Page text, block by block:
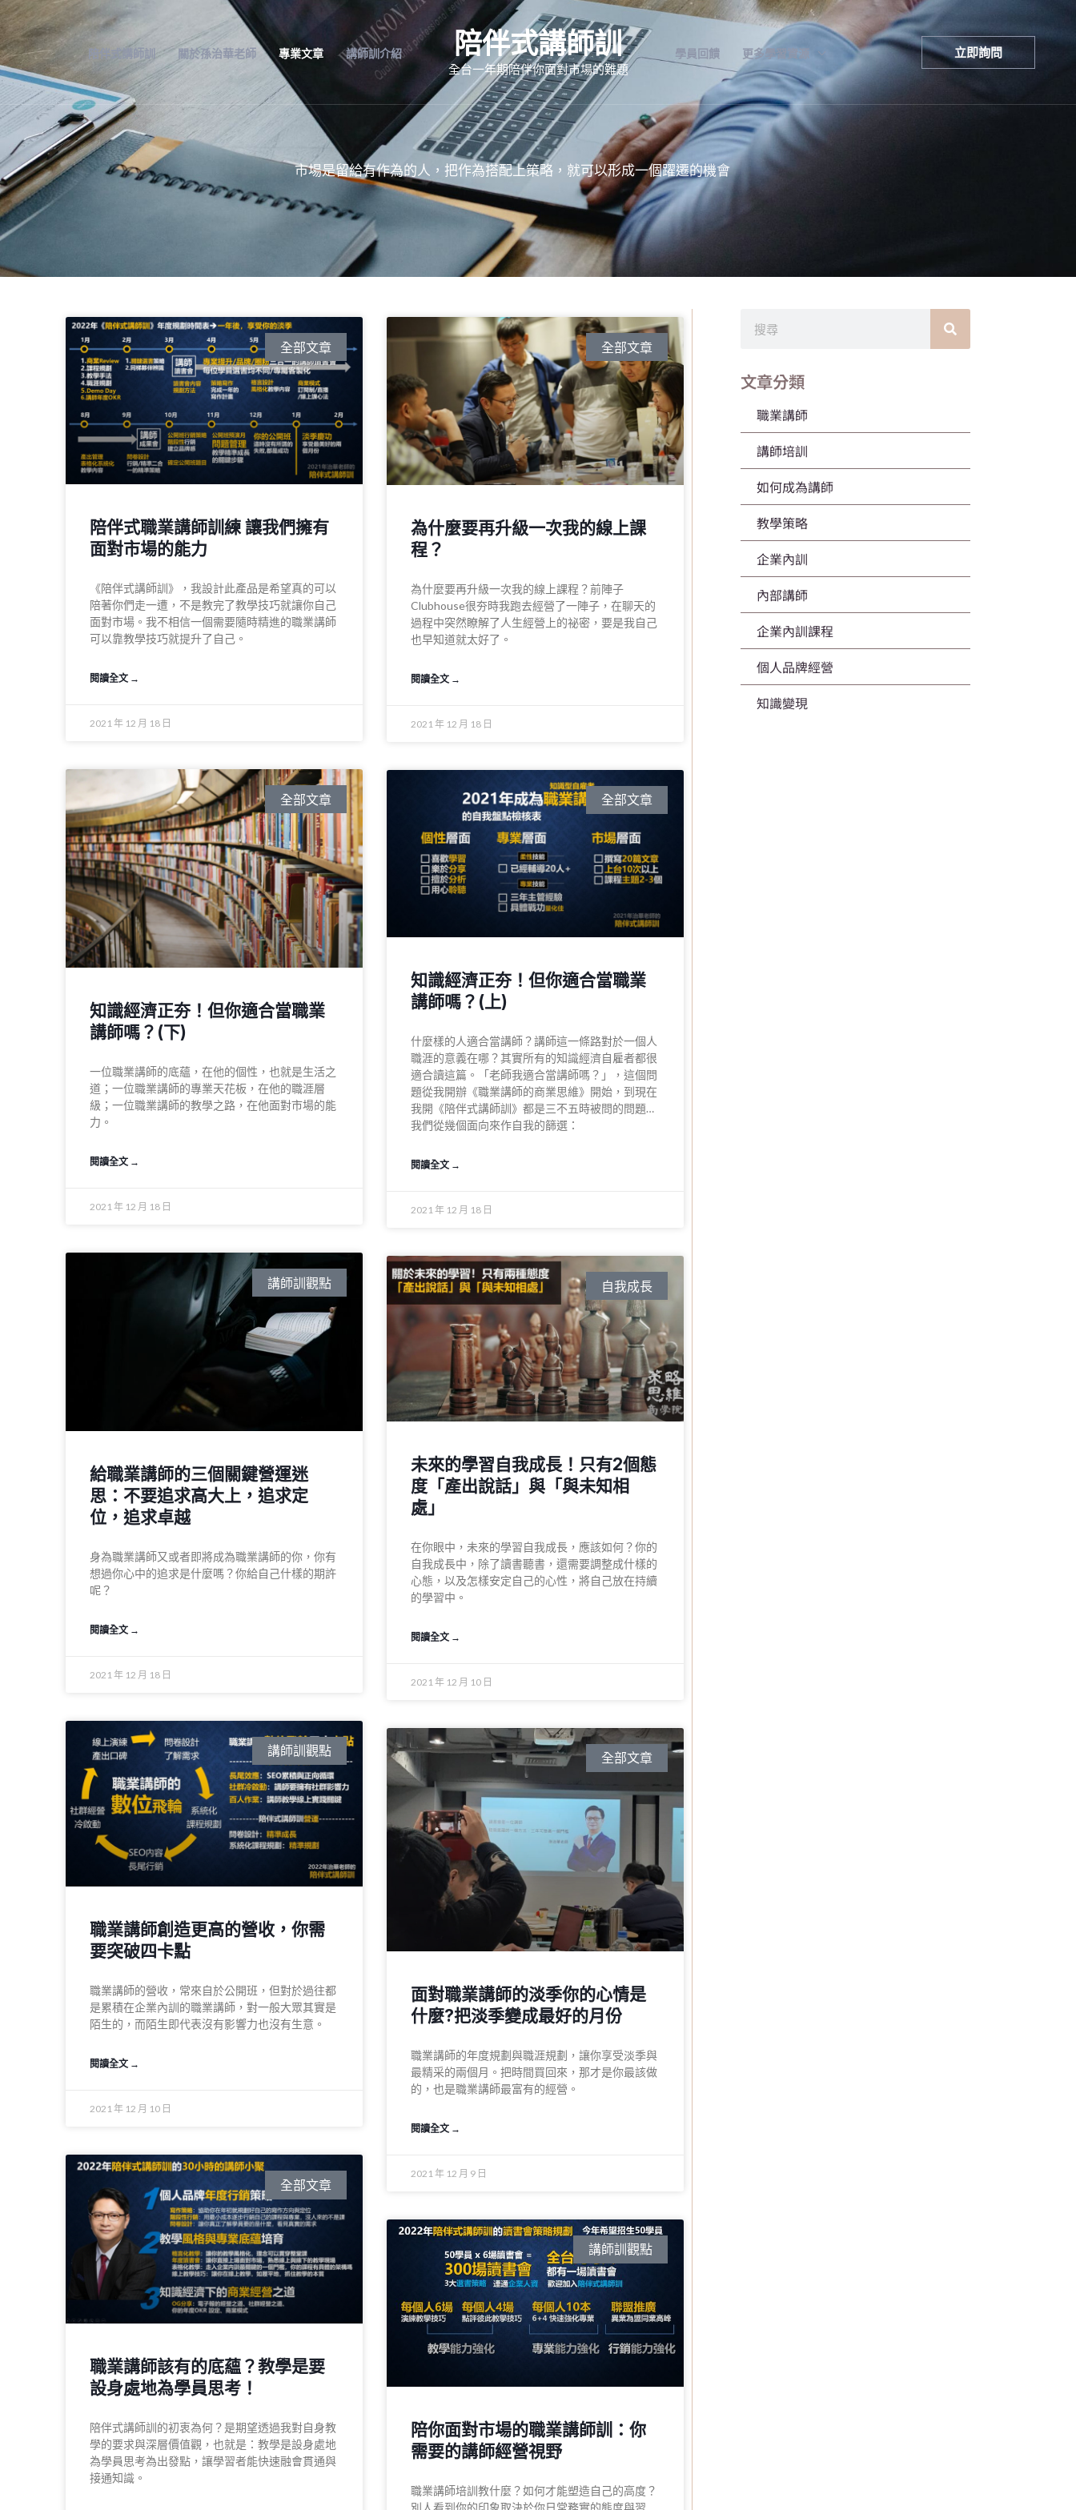
跳
至
主
要
內
容
陪伴式講師訓 關於孫治華老師 專業文章 講師訓介紹 陪伴式講師訓
全台一年期陪伴你面對市場的難題
學員回饋 更多學習資源 立即詢問
市場是留給有作為的人，把作為搭配上策略，就可以形成一個躍遷的機會
全部文章
陪伴式職業講師訓練 讓我們擁有
面對市場的能力​
《陪伴式講師訓》，我設計此產品是希望真的可以
陪著你們走一遭，不是教完了教學技巧就讓你自己
面對市場。我不相信一個需要隨時精進的職業講師
可以靠教學技巧就提升了自己。
閱讀全文 →
2021 年 12 月 18 日
全部文章
為什麼要再升級一次我的線上課
程？
為什麼要再升級一次我的線上課程？前陣子
Clubhouse很夯時我跑去經營了一陣子，在聊天的
過程中突然瞭解了人生經營上的祕密​，要是我自己
也早知道就太好了。
閱讀全文 →
2021 年 12 月 18 日
全部文章
知識經濟正夯！但你適合當職業
講師嗎？(下)
一位職業講師的底蘊，在他的個性，也就是生活之
道；一位職業講師的專業天花板，在他的職涯層
級；一位職業講師的教學之路，在他面對市場的能
力。
閱讀全文 →
2021 年 12 月 18 日
全部文章
知識經濟正夯！但你適合當職業
講師嗎？(上)
什麼樣的人適合當講師？​講師這一條路對於一個人
職涯的意義在哪？​其實所有的知識經濟自雇者都很
適合讀這篇。「老師我適合當講師嗎？」​，這個問
題從我開辦《職業講師的商業思維》開始，​到現在
我開《陪伴式講師訓》都是三不五時被問的問題​…
​我們從幾個面向來作自我的篩選​：
閱讀全文 →
2021 年 12 月 18 日
講師訓觀點
給職業講師的三個關鍵營運迷
思：不要追求高大上，追求定
位，追求卓越​
身為職業講師又或者即將成為職業講師的你，你有
想過你心中的追求是什麼嗎？你給自己什樣的期許
呢？​
閱讀全文 →
2021 年 12 月 18 日
自我成長
未來的學習自我成長！只有2個態
度「產出說話」與「與未知相
處」​
在你眼中，未來的學習自我成長，應該如何？你的
自我成長中，除了讀書聽書，還需要調整成什樣的
心態，以及怎樣安定自己的心性，將自己放在持續
的學習中。
閱讀全文 →
2021 年 12 月 10 日
講師訓觀點
職業講師創造更高的營收，你需
要突破四卡點
職業講師的營收，常來自於公開班，但對於過往都
是累積在企業內訓的職業講師，對一般大眾其實是
陌生的，而陌生即代表沒有影響力也沒有生意。
閱讀全文 →
2021 年 12 月 10 日
全部文章
面對職業講師的淡季你的心情是
什麼?把淡季變成最好的月份
職業講師的年度規劃與職涯規劃，讓你享受淡季與
最精采的兩個月。把時間買回來，那才是你最該做
的，也是職業講師最富有的經營。
閱讀全文 →
2021 年 12 月 9 日
全部文章
職業講師該有的底蘊？教學是要
設身處地為學員思考！
陪伴式講師訓的初衷為何？是期望透過我對自身教
學的要求與深層價值觀，也就是：教學是設身處地
為學員思考為出發點，讓學習者能快速融會貫通與
接通知識。
講師訓觀點
陪你面對市場的職業講師訓：你
需要的講師經營視野
職業講師培訓教什麼？如何才能塑造自己的高度？
別人看到你的印象取決於你日常務實的態度與習
面
面
文章分類
職業講師
講師培訓
如何成為講師
教學策略
企業內訓
內部講師
企業內訓課程
個人品牌經營
知識變現